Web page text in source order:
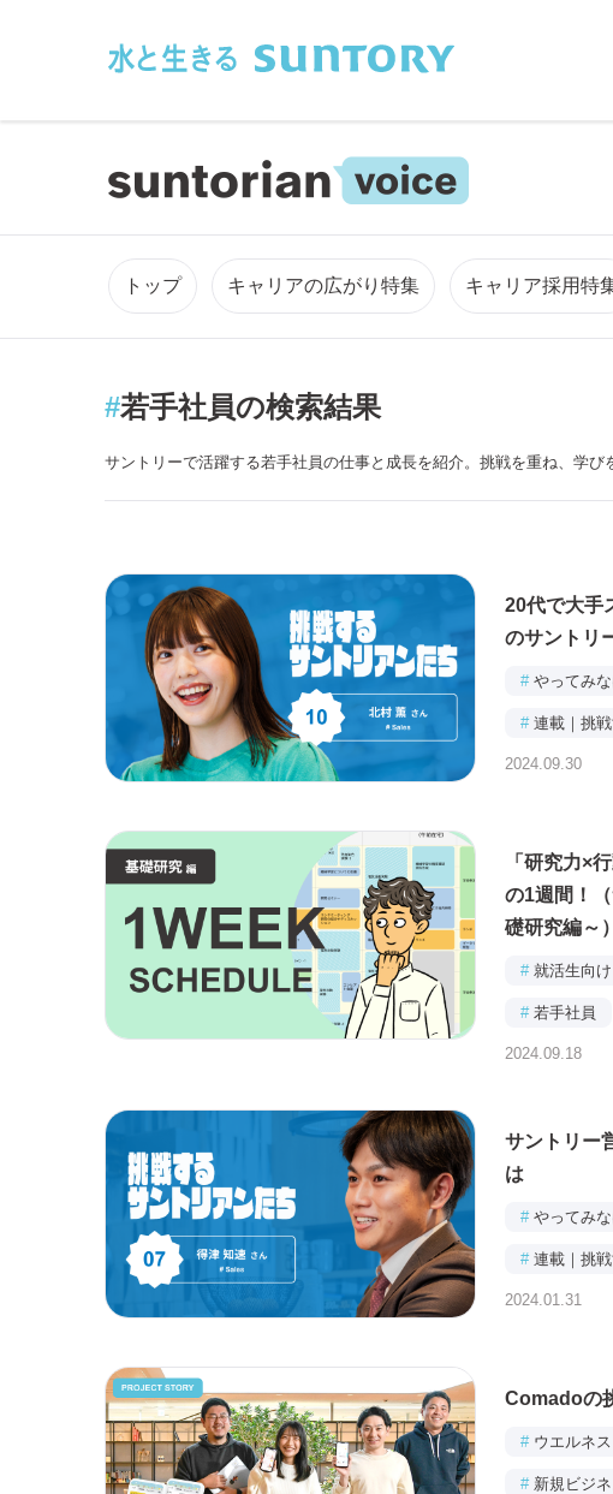
トップ キャリアの広がり特集 キャリア採用特
#若手社員の検索結果
サントリーで活躍する若手社員の仕事と成長を紹介。挑戦を重ね、学び
20代で大手
のサントリ
# やってみ
# 連載｜挑
2024.09.30
「研究力×
の1週間！
礎研究編～）
# 就活生向け
# 若手社員
2024.09.18
サントリー
は
# やってみ
# 連載｜挑
2024.01.31
Comadoの
# ウエルネス
# 新規ビジ